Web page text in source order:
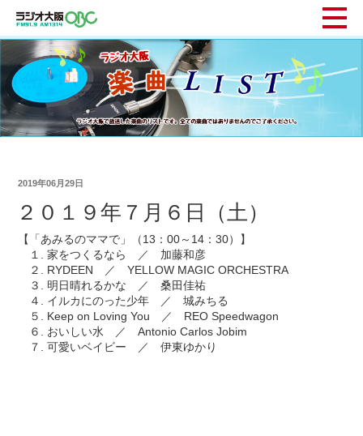
2019年06月29日
２０１９年７月６日（土）
【「あみるのママで」（13：00～14：30）】
１. 家をつくるなら ／ 加藤和彦
２. RYDEEN ／ YELLOW MAGIC ORCHESTRA
３. 明日晴れるかな ／ 桑田佳祐
４. イルカにのった少年 ／ 城みちる
５. Keep on Loving You ／ REO Speedwagon
６. おいしい水 ／ Antonio Carlos Jobim
７. 可愛いベイビー ／ 伊東ゆかり